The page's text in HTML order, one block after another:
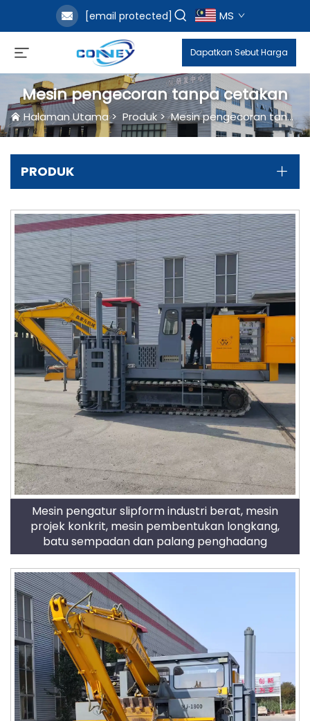
[email protected] MS
Dapatkan Sebut Harga
Mesin pengecoran tanpa cetakan
Halaman Utama>Produk>Mesin pengecoran tanpa cetakan
PRODUK
Mesin pengatur slipform industri berat, mesin
projek konkrit, mesin pembentukan longkang,
batu sempadan dan palang penghadang